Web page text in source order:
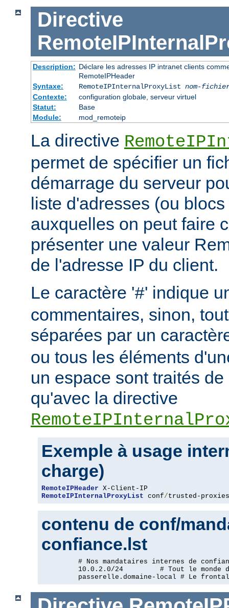
Directive
Description: Déclare les adresses IP intranet clients
RemoteIPHeader
Syntaxe:
RemoteIPInternalProxyList nom-
Contexte:
configuration globale, serveur virtuel
Statut:
Base
Module:
mod_remoteip
La directive
permet de spécifier un
démarrage du serveur
liste d'adresses (ou
auxquelles on peut faire
présenter une valeur
de l'adresse IP du client.
Le caractère '#' indique
commentaires, sinon,
séparées par un
ou tous les éléments
un espace sont traités
qu'avec la directive
Exemple à usage
charge)
RemoteIPHeader
RemoteIPInternalProxyList conf/trusted-proxies
contenu de conf/
confiance.lst
# Nos mandataires internes de
10.0.2.0/24         # Tout le monde
passerelle.domaine-local # Le